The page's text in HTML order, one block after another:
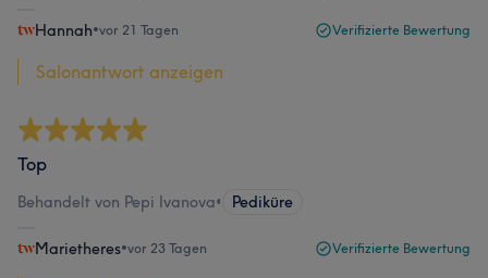
Hannah•vor 21 Tagen Verifizierte Bewertung
Salonantwort anzeigen
Top
Behandelt von Pepi Ivanova• Pediküre
Marietheres•vor 23 Tagen Verifizierte Bewertung